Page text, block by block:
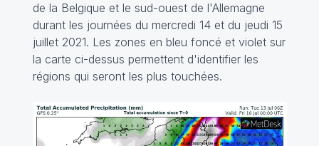
de la Belgique et le sud-ouest de l'Allemagne
durant les journées du mercredi 14 et du jeudi 15
juillet 2021. Les zones en bleu foncé et violet sur
la carte ci-dessus permettent d'identifier les
régions qui seront les plus touchées.